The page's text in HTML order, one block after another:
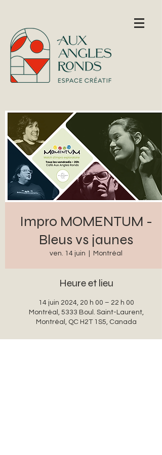
Impro MOMENTUM -
Bleus vs jaunes
ven. 14 juin Montréal
Heure et lieu
14 juin 2024, 20 h 00 – 22 h 00
Montréal, 5333 Boul. Saint-Laurent,
Montréal, QC H2T 1S5, Canada